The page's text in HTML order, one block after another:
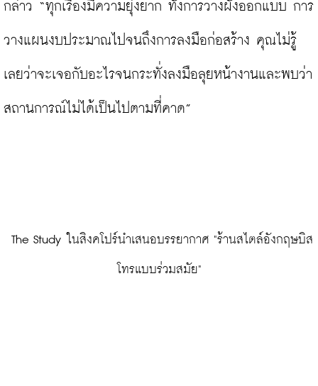
กล่าว “ทุกเรื่องมีความยุ่งยาก ทั้งการวางผังออกแบบ การ
วางแผนงบประมาณไปจนถึงการลงมือก่อสร้าง คุณไม่รู้
เลยว่าจะเจอกับอะไรจนกระทั่งลงมือลุยหน้างานและพบว่า
สถานการณ์ไม่ได้เป็นไปตามที่คาด”
โทรแบบร่วมสมัย"